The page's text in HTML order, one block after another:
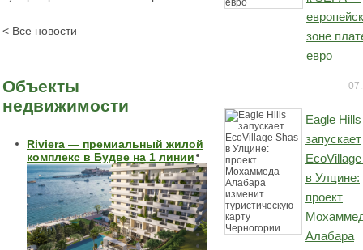
< Все новости
Объекты
недвижимости
Riviera — премиальный жилой
комплекс в Будве на 1 линии
зоне
евро
Eagle Hills
запускает
в Улцине:
проект
Алабара